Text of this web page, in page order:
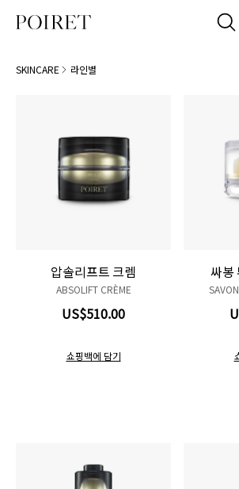
SKINCARE 라인별
압솔리프트 크렘
ABSOLIFT CRÈME
US$510.00
쇼핑백에 담기
싸봉